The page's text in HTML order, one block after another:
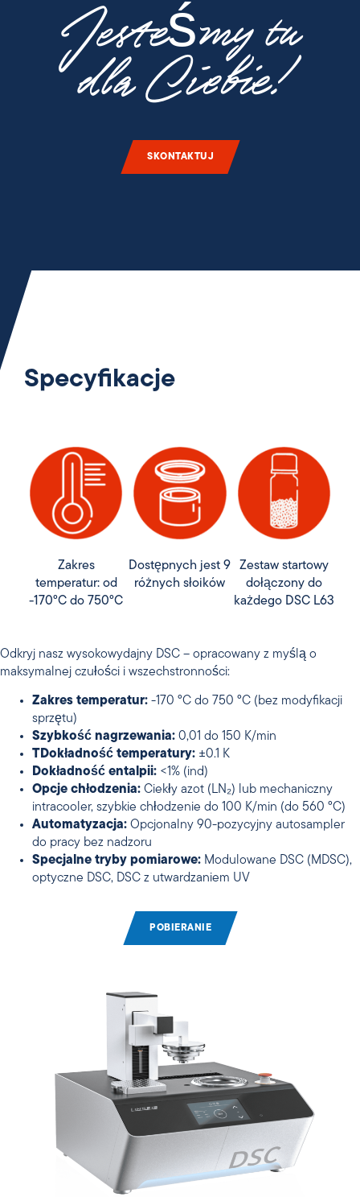
Jesteśmy tu
dla Ciebie!
SKONTAKTUJ
Specyfikacje
Zakres
temperatur: od
-170°C do 750°C
Dostępnych jest 9
różnych słoików
Zestaw startowy
dołączony do
każdego DSC L63
Odkryj nasz wysokowydajny DSC – opracowany z myślą o
maksymalnej czułości i wszechstronności:
Zakres temperatur: -170 °C do 750 °C (bez modyfikacji
sprzętu)
Szybkość nagrzewania: 0,01 do 150 K/min
TDokładność temperatury: ±0.1 K
Dokładność entalpii: <1% (ind)
Opcje chłodzenia: Ciekły azot (LN₂) lub mechaniczny
intracooler, szybkie chłodzenie do 100 K/min (do 560 °C)
Automatyzacja: Opcjonalny 90-pozycyjny autosampler
do pracy bez nadzoru
Specjalne tryby pomiarowe: Modulowane DSC (MDSC),
optyczne DSC, DSC z utwardzaniem UV
POBIERANIE